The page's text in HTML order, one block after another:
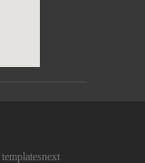
templatesnext